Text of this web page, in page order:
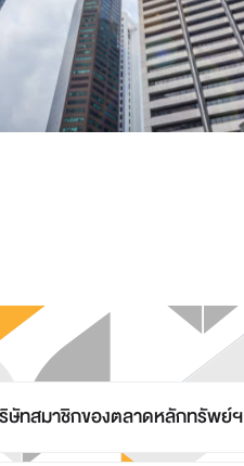
ษัทสมาชิกของตลาดหลักทรัพย์ฯ